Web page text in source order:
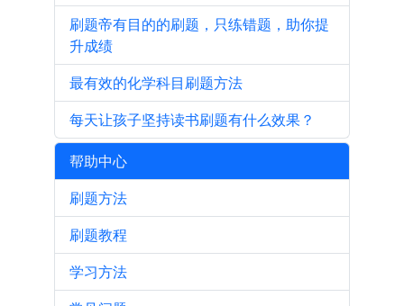
刷题帝有目的的刷题，只练错题，助你提
升成绩
最有效的化学科目刷题方法
每天让孩子坚持读书刷题有什么效果？
帮助中心
刷题方法
刷题教程
学习方法